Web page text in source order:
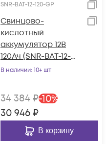
SNR-BAT-12-120-GP
Свинцово-
кислотный
аккумулятор 12В
120Ач (SNR-BAT-12-
120-GP)
В наличии: 10+ шт
34 384 ₽-10%
30 946 ₽
В корзину